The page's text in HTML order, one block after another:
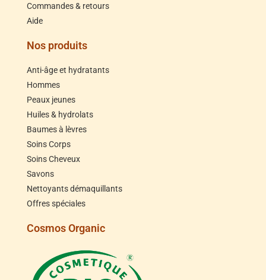
Commandes & retours
Aide
Nos produits
Anti-âge et hydratants
Hommes
Peaux jeunes
Huiles & hydrolats
Baumes à lèvres
Soins Corps
Soins Cheveux
Savons
Nettoyants démaquillants
Offres spéciales
Cosmos Organic